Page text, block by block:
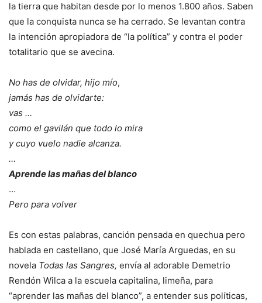
la tierra que habitan desde por lo menos 1.800 años. Saben
que la conquista nunca se ha cerrado. Se levantan contra
la intención apropiadora de “la política” y contra el poder
totalitario que se avecina.
No has de olvidar, hijo mío,
jamás has de olvidarte:
vas …
como el gavilán que todo lo mira
y cuyo vuelo nadie alcanza.
…
Aprende las mañas del blanco
…
Pero para volver
Es con estas palabras, canción pensada en quechua pero
hablada en castellano, que José María Arguedas, en su
novela Todas las Sangres, envía al adorable Demetrio
Rendón Wilca a la escuela capitalina, limeña, para
“aprender las mañas del blanco”, a entender sus políticas,